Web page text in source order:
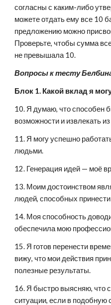
согласны с каким-либо
можете отдать ему все 10
предложению можно
Проверьте, чтобы сумма
не превышала 10.
Вопросы к тесту
Блок 1. Какой вклад я
10. Я думаю, что способен
возможности и извлекать
11. Я могу успешно
людьми.
12. Генерация идей — моё
13. Моим достоинством
людей, способных
14. Моя способность
обеспечила мою
15. Я готов перенести
вижу, что мои действия
полезные результаты.
16. Я быстро выясняю, что
ситуации, если в подобную